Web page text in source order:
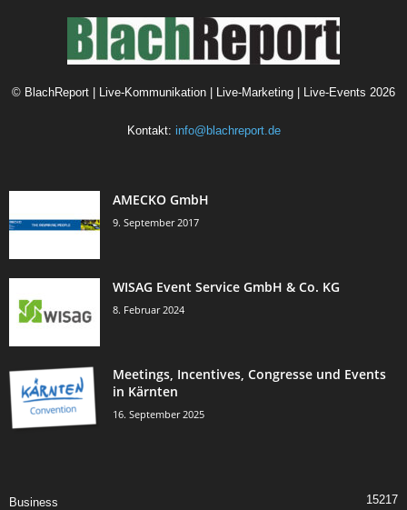
© BlachReport | Live-Kommunikation | Live-Marketing | Live-Events 2026
Kontakt: info@blachreport.de
AMECKO GmbH
9. September 2017
WISAG Event Service GmbH & Co. KG
8. Februar 2024
Meetings, Incentives, Congresse und Events
in Kärnten
16. September 2025
Business 15217